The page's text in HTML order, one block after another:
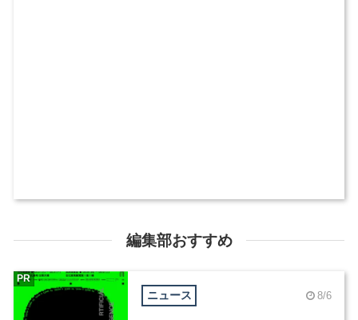
編集部おすすめ
ニュース 8/6
PR